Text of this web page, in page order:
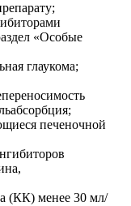
«Особые
глаукома;
печеночной
(КК) менее 30 мл/